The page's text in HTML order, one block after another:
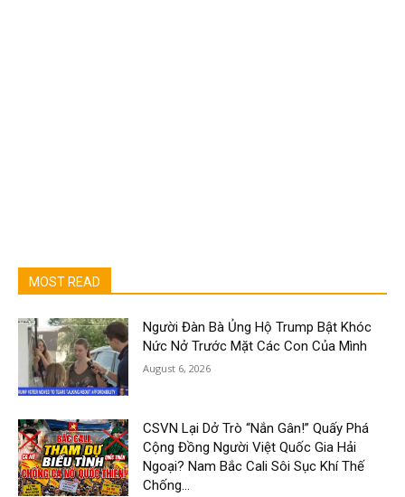
MOST READ
Người Đàn Bà Ủng Hộ Trump Bật Khóc
Nức Nở Trước Mặt Các Con Của Mình
August 6, 2026
CSVN Lại Dở Trò “Nắn Gân!” Quấy Phá
Cộng Đồng Người Việt Quốc Gia Hải
Ngoại? Nam Bắc Cali Sôi Sục Khí Thế
Chống...